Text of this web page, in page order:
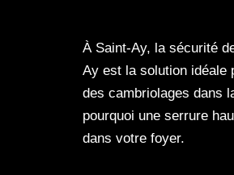
À Saint-Ay, la sécurité
Ay est la solution idéale
des cambriolages dans
pourquoi une serrure
dans votre foyer.